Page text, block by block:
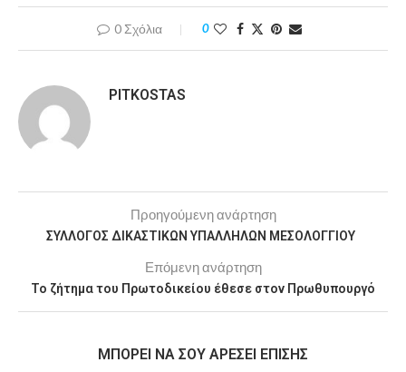
0 Σχόλια 0
PITKOSTAS
Προηγούμενη ανάρτηση
ΣΥΛΛΟΓΟΣ ΔΙΚΑΣΤΙΚΩΝ ΥΠΑΛΛΗΛΩΝ ΜΕΣΟΛΟΓΓΙΟΥ
Επόμενη ανάρτηση
Το ζήτημα του Πρωτοδικείου έθεσε στον Πρωθυπουργό
MΠΟΡΕΊ ΝΑ ΣΟΥ ΑΡΈΣΕΙ ΕΠΊΣΗΣ